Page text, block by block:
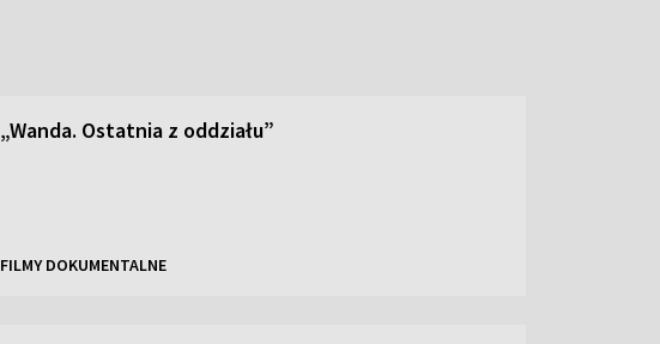
„Wanda. Ostatnia z oddziału”
FILMY DOKUMENTALNE